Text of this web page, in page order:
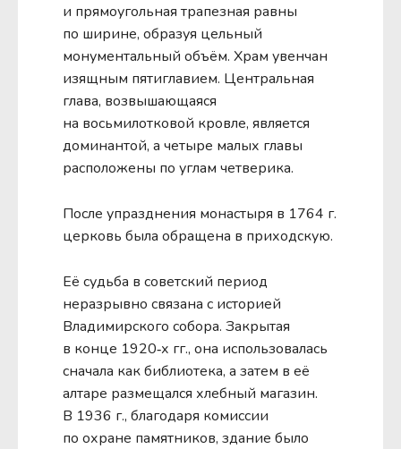
и прямоугольная трапезная равны
по ширине, образуя цельный
монументальный объём. Храм увенчан
изящным пятиглавием. Центральная
глава, возвышающаяся
на восьмилотковой кровле, является
доминантой, а четыре малых главы
расположены по углам четверика.
После упразднения монастыря в 1764 г.
церковь была обращена в приходскую.
Её судьба в советский период
неразрывно связана с историей
Владимирского собора. Закрытая
в конце 1920‑х гг., она использовалась
сначала как библиотека, а затем в её
алтаре размещался хлебный магазин.
В 1936 г., благодаря комиссии
по охране памятников, здание было